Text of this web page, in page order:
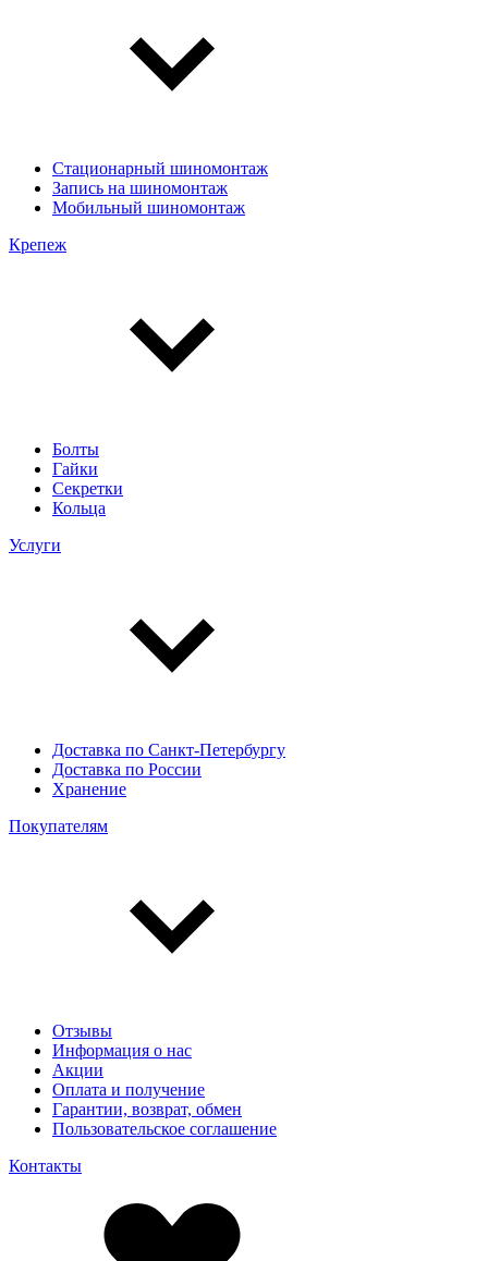
Стационарный шиномонтаж
Запись на шиномонтаж
Мобильный шиномонтаж
Крепеж
Болты
Гайки
Секретки
Кольца
Услуги
Доставка по Санкт-Петербургу
Доставка по России
Хранение
Покупателям
Отзывы
Информация о нас
Акции
Оплата и получение
Гарантии, возврат, обмен
Пользовательское соглашение
Контакты